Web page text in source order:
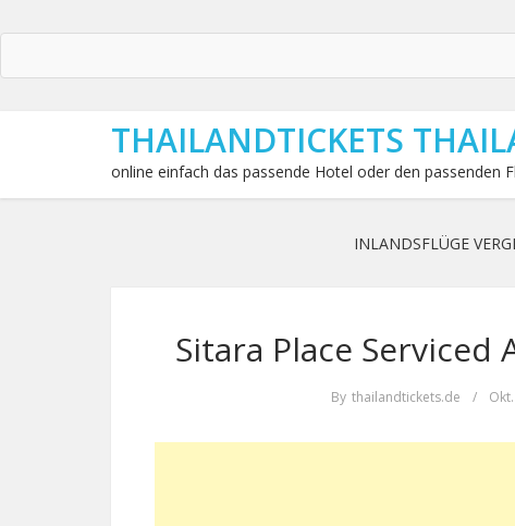
THAILANDTICKETS
online einfach das passende Hotel oder den passenden
INLANDSFLÜGE
Sitara Place
By thailandtickets.de /